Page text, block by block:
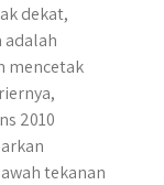
dekat,
adalah
mencetak
2010
tekanan